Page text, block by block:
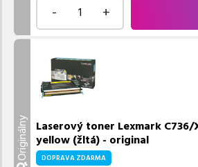
- +
Originálny Laserový toner Lexmark C736/
yellow (žltá) - original
DOPRAVA ZDARMA